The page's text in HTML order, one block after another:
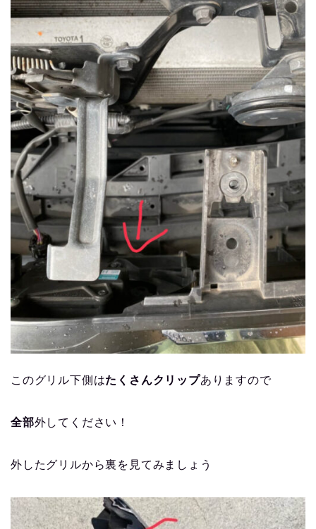
このグリル下側はたくさんクリップありますので
全部外してください！
外したグリルから裏を見てみましょう